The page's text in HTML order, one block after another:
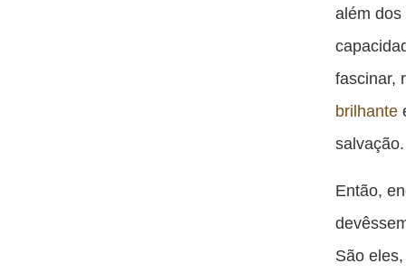
além dos
fascinar,
brilhante
salvação.
Então,
São